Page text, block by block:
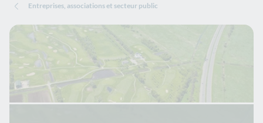
Entreprises, associations et secteur public